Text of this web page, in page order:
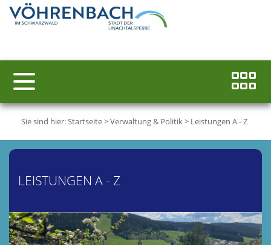
Sie sind hier:Startseite>Verwaltung & Politik> Leistungen A - Z
LEISTUNGEN A - Z